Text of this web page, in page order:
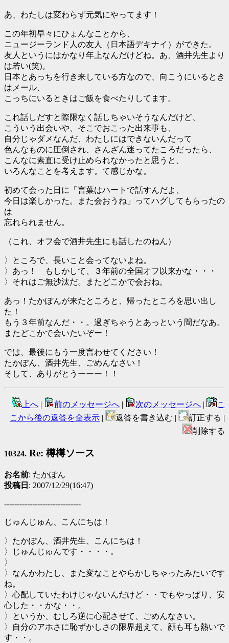
あ、わたしは変わらず元気にやってます！
この年初早々にひょんなことから、
ニュージーランド人の友人（日本語デキナイ）ができた。
友人というにはかなり年上なんだけどね。あ、酒井先生より
は若い(笑)。
日本とあっちを行き来している方なので、向こうにいるとき
はメール、
こっちにいるときはご飯を食べたりしてます。
これ話しだすと際限なく話しちゃいそうなんだけど、
こういう出会いや、そこでおこった出来事も、
自分じゃダメなんだ、わたしにはできないんだって
色んなものに圧倒され、さんざん迷ってたころだったら、
こんなに素直に受け止められなかったと思うと、
いろんなことを考えます。て感じかな。
初めて会った日に「言葉はハートで話すんだよ、
今日は楽しかった。また会おうね」ってハグしてもらったの
は
忘れられません。
（これ、オフ会で酒井先生にも話したのねん）
〉ところで、長いこと会ってないよね。
〉あっ！ もしかして、３年前の全国オフ以来かな・・・
〉それはご無沙汰だ。またどこかで会おね。
あっ！たかぽんが来たところと、帰ったところを思い出し
た！
もう３年前なんだ・・。過ぎちゃうとあっという間だなあ。
またどこかで会いたいぞー！
では、最後にもう一度言わせてください！
たかぽん、酒井先生、ごめんなさい！
そして、ありがとうーーー！！
上へ | 前のメッセージへ | 次のメッセージへ |
こ
こから後の返答を全表示 | 返答を書き込む |
訂正する |
削除する
10324. Re: 樽樽ソース
お名前: たかぽん
投稿日 : 2007/12/29(16:47)
------------------------------
じゅんじゅん、こんにちは！
〉たかぽん、酒井先生、こんにちは！
〉じゅんじゅんです・・・・。
〉
〉なんかわたし、また変なことやらかしちゃったみたいです
ね。
〉心配していたわけじゃないんだけど・・でもやっぱり、安
心した・・かな・・。
〉というか、むしろ逆に心配させて、ごめんなさい。
〉自分のアホさに恥ずかしさの限界超えて、顔も耳も熱いで
す・・。